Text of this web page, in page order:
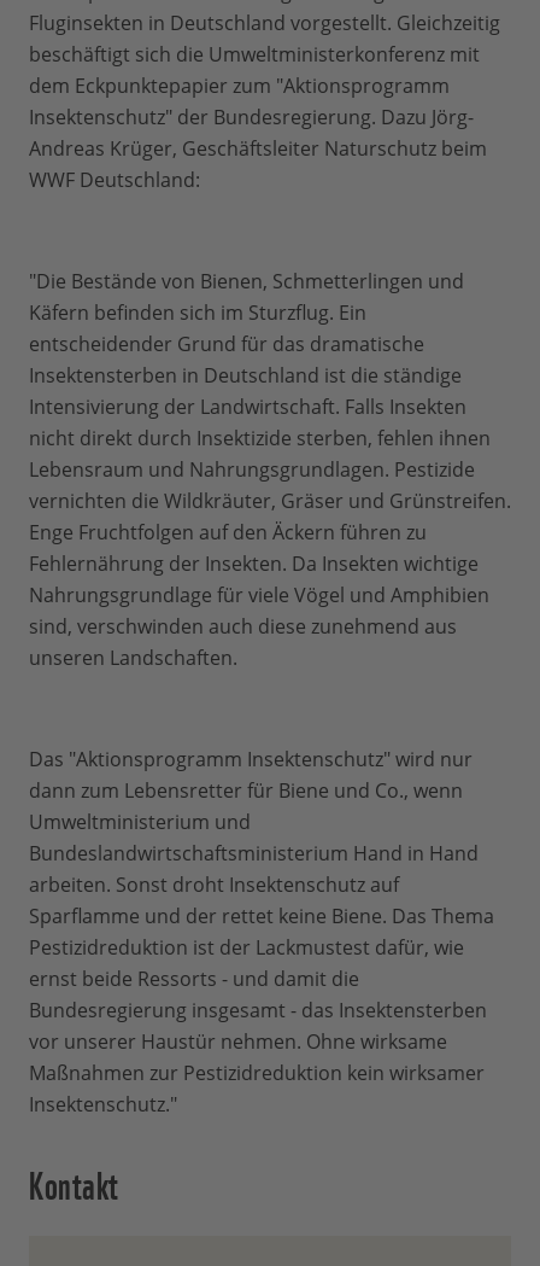
Fluginsekten in Deutschland vorgestellt. Gleichzeitig
beschäftigt sich die Umweltministerkonferenz mit
dem Eckpunktepapier zum "Aktionsprogramm
Insektenschutz" der Bundesregierung. Dazu Jörg-
Andreas Krüger, Geschäftsleiter Naturschutz beim
WWF Deutschland:
"Die Bestände von Bienen, Schmetterlingen und
Käfern befinden sich im Sturzflug. Ein
entscheidender Grund für das dramatische
Insektensterben in Deutschland ist die ständige
Intensivierung der Landwirtschaft. Falls Insekten
nicht direkt durch Insektizide sterben, fehlen ihnen
Lebensraum und Nahrungsgrundlagen. Pestizide
vernichten die Wildkräuter, Gräser und Grünstreifen.
Enge Fruchtfolgen auf den Äckern führen zu
Fehlernährung der Insekten. Da Insekten wichtige
Nahrungsgrundlage für viele Vögel und Amphibien
sind, verschwinden auch diese zunehmend aus
unseren Landschaften.
Das "Aktionsprogramm Insektenschutz" wird nur
dann zum Lebensretter für Biene und Co., wenn
Umweltministerium und
Bundeslandwirtschaftsministerium Hand in Hand
arbeiten. Sonst droht Insektenschutz auf
Sparflamme und der rettet keine Biene. Das Thema
Pestizidreduktion ist der Lackmustest dafür, wie
ernst beide Ressorts - und damit die
Bundesregierung insgesamt - das Insektensterben
vor unserer Haustür nehmen. Ohne wirksame
Maßnahmen zur Pestizidreduktion kein wirksamer
Insektenschutz."
Kontakt